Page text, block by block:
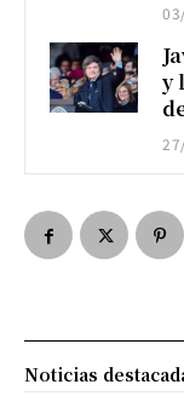
y
Noticias